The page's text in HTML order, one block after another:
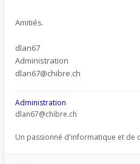
Amitiés.
dlan67
Administration
dlan67@chibre.ch
Administration
dlan67@chibre.ch
Un passionné d'informatique et de